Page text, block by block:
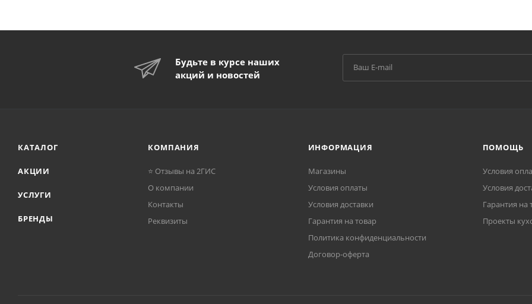
Будьте в курсе наших
акций и новостей
КАТАЛОГ
АКЦИИ
УСЛУГИ
БРЕНДЫ
КОМПАНИЯ
⭐ Отзывы на 2ГИС
О компании
Контакты
Реквизиты
ИНФОРМАЦИЯ
Магазины
Условия оплаты
Условия доставки
Гарантия на товар
Политика конфиденциальности
Договор-оферта
ПОМОЩЬ
Условия
Условия
Гарантия на
Проекты